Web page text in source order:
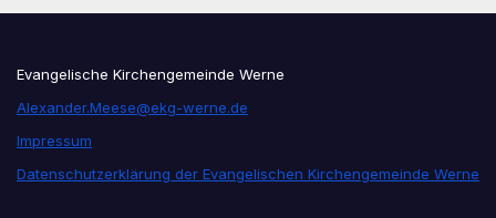
Evangelische Kirchengemeinde Werne
Alexander.Meese@ekg-werne.de
Impressum
Datenschutzerklärung der Evangelischen Kirchengemeinde Werne